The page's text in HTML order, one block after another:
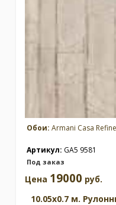
Обои: Armani Casa
Артикул: GA5 9581
Под заказ
Цена 19000 руб.
10.05x0.7 м.